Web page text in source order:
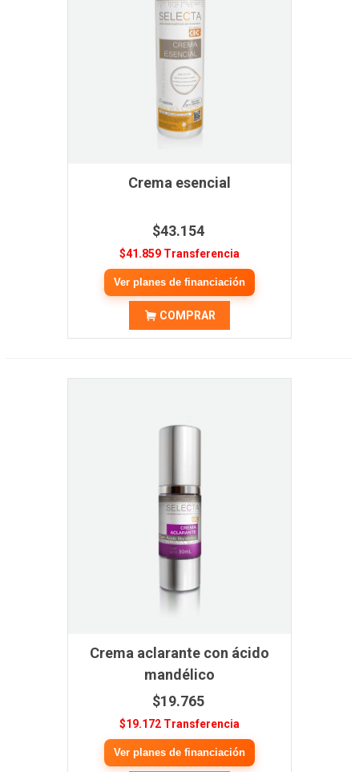
Crema esencial
$43.154
$41.859 Transferencia
Ver planes de financiación
COMPRAR
Crema aclarante con ácido
mandélico
$19.765
$19.172 Transferencia
Ver planes de financiación